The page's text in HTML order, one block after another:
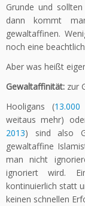
Grunde und
dann kommt
gewaltaffinen.
noch eine
Aber was heißt
Gewaltaffinität: zur
Hooligans (
weitaus mehr)
2013) sind also
gewaltaffine
man nicht
ignoriert wird.
kontinuierlich statt
keinen schnellen